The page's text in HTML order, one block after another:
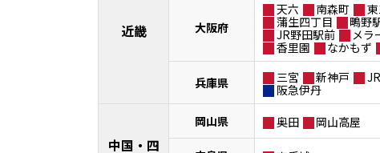
近畿 大阪府
天六 南森町
蒲生四丁目
鴫野
JR野田駅前
メラ
香里園
なかもず
兵庫県 三宮 新神戸
阪急伊丹
中国・四
岡山県 奥田 岡山高屋